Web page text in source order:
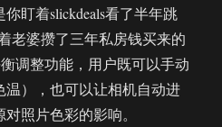
盯着slickdeals看了半年跳
老婆攒了三年私房钱买来的
调整功能，用户既可以手动
），也可以让相机自动进
照片色彩的影响。